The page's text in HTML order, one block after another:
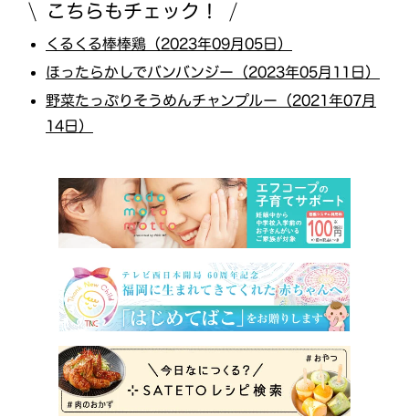
こちらもチェック！
くるくる棒棒鶏（2023年09月05日）
ほったらかしでバンバンジー（2023年05月11日）
野菜たっぷりそうめんチャンプルー（2021年07月
14日）